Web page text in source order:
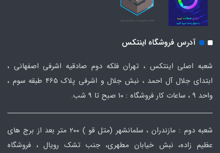
آدرس فروشگاه اینتکس
شعبه اصلی اینتکس ، تهران فلکه دوم صادقیه اشرفی اصفهانی ،
ابتدای جلال آل احمد ، نبش جلال و اشرفی پلاک 465 طبقه سوم ،
واحد ۹ ، ساعات کار فروشگاه : ۱۰ صبح تا ۹ شب.
شعبه دوم : مازندران ، سلمانشهر (متل قو ) ۲۰۰ متر بعد از برج های
عظیم زاده، نبش خیابان مطهری، جنب تشک رویال ، فروشگاه